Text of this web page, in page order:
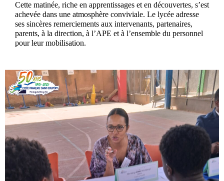
Cette matinée, riche en apprentissages et en découvertes, s’est
achevée dans une atmosphère conviviale. Le lycée adresse
ses sincères remerciements aux intervenants, partenaires,
parents, à la direction, à l’APE et à l’ensemble du personnel
pour leur mobilisation.